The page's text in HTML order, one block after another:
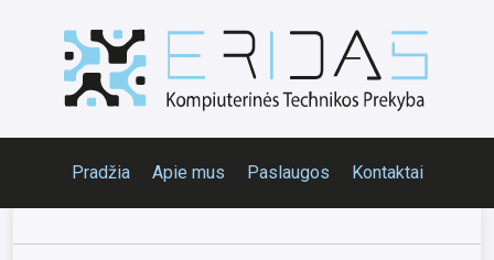
Pradžia Apie mus Paslaugos Kontaktai